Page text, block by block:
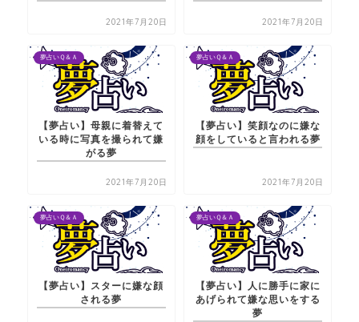
2021年7月20日 2021年7月20日
夢占いＱ＆Ａ
【夢占い】母親に着替えて
いる時に写真を撮られて嫌
がる夢
2021年7月20日
夢占いＱ＆Ａ
【夢占い】笑顔なのに嫌な
顔をしていると言われる夢
2021年7月20日
夢占いＱ＆Ａ
【夢占い】スターに嫌な顔
される夢
夢占いＱ＆Ａ
【夢占い】人に勝手に家に
あげられて嫌な思いをする
夢